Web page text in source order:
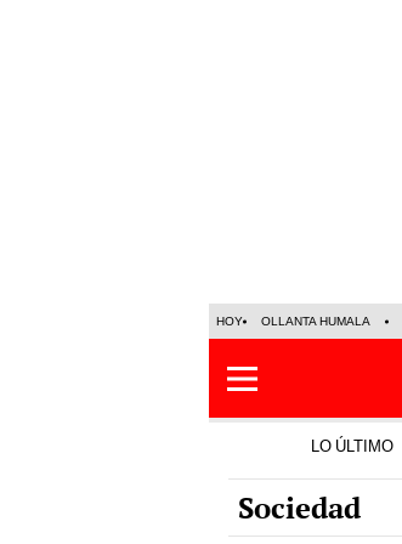
HOY OLLANTA HUMALA
LO ÚLTIMO
Sociedad